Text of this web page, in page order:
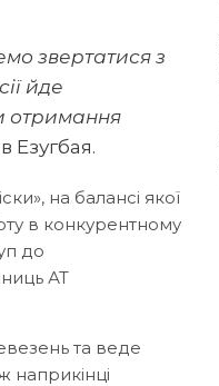
звертатися з
йде
отримання
Езугбая.
на балансі якої
в конкурентному
до
АТ
та веде